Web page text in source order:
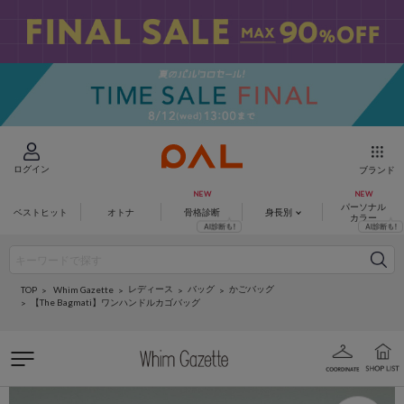
ログイン ブランド
ベストヒット オトナ 骨格診断 身長別
パーソナル
カラー
TOP Whim Gazette レディース バッグ
かごバッグ
【The Bagmati】ワンハンドルカゴバッグ